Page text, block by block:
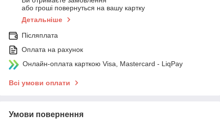
або гроші повернуться на вашу картку
Детальніше
Післяплата
Оплата на рахунок
Онлайн-оплата карткою Visa, Mastercard - LiqPay
Всі умови оплати
Умови повернення